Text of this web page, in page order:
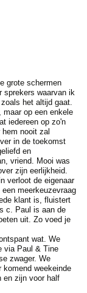
grote schermen
waarvan ik
het altijd gaat.
op een enkele
iedereen op zo'n
nooit zal
in de toekomst
en
vriend. Mooi was
zijn eerlijkheid.
verloot de eigenaar
meerkeuzevraag
klant is, fluistert
c. Paul is aan de
uit. Zo voed je
wat. We
via Paul & Tine
zwager. We
weekeinde
en zijn voor half